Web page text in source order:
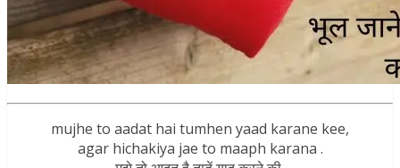
mujhe to aadat hai tumhen yaad karane kee,
agar hichakiya jae to maaph karana .